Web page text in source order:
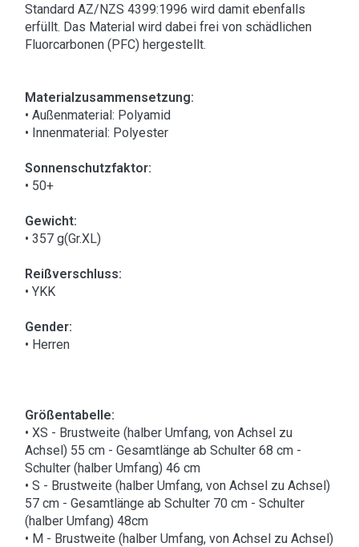
Standard AZ/NZS 4399:1996 wird damit ebenfalls
erfüllt. Das Material wird dabei frei von schädlichen
Fluorcarbonen (PFC) hergestellt.
Materialzusammensetzung:
• Außenmaterial: Polyamid
• Innenmaterial: Polyester
Sonnenschutzfaktor:
• 50+
Gewicht:
• 357 g(Gr.XL)
Reißverschluss:
• YKK
Gender:
• Herren
Größentabelle:
• XS - Brustweite (halber Umfang, von Achsel zu
Achsel) 55 cm - Gesamtlänge ab Schulter 68 cm -
Schulter (halber Umfang) 46 cm
• S - Brustweite (halber Umfang, von Achsel zu Achsel)
57 cm - Gesamtlänge ab Schulter 70 cm - Schulter
(halber Umfang) 48cm
• M - Brustweite (halber Umfang, von Achsel zu Achsel)